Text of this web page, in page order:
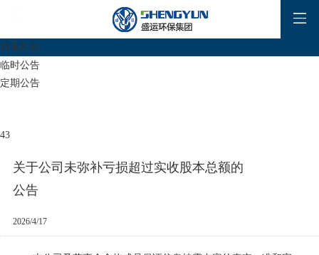
所有栏目
临时公告
定期公告
43
关于公司未弥补亏损超过实收股本总额的
公告
2026/4/17